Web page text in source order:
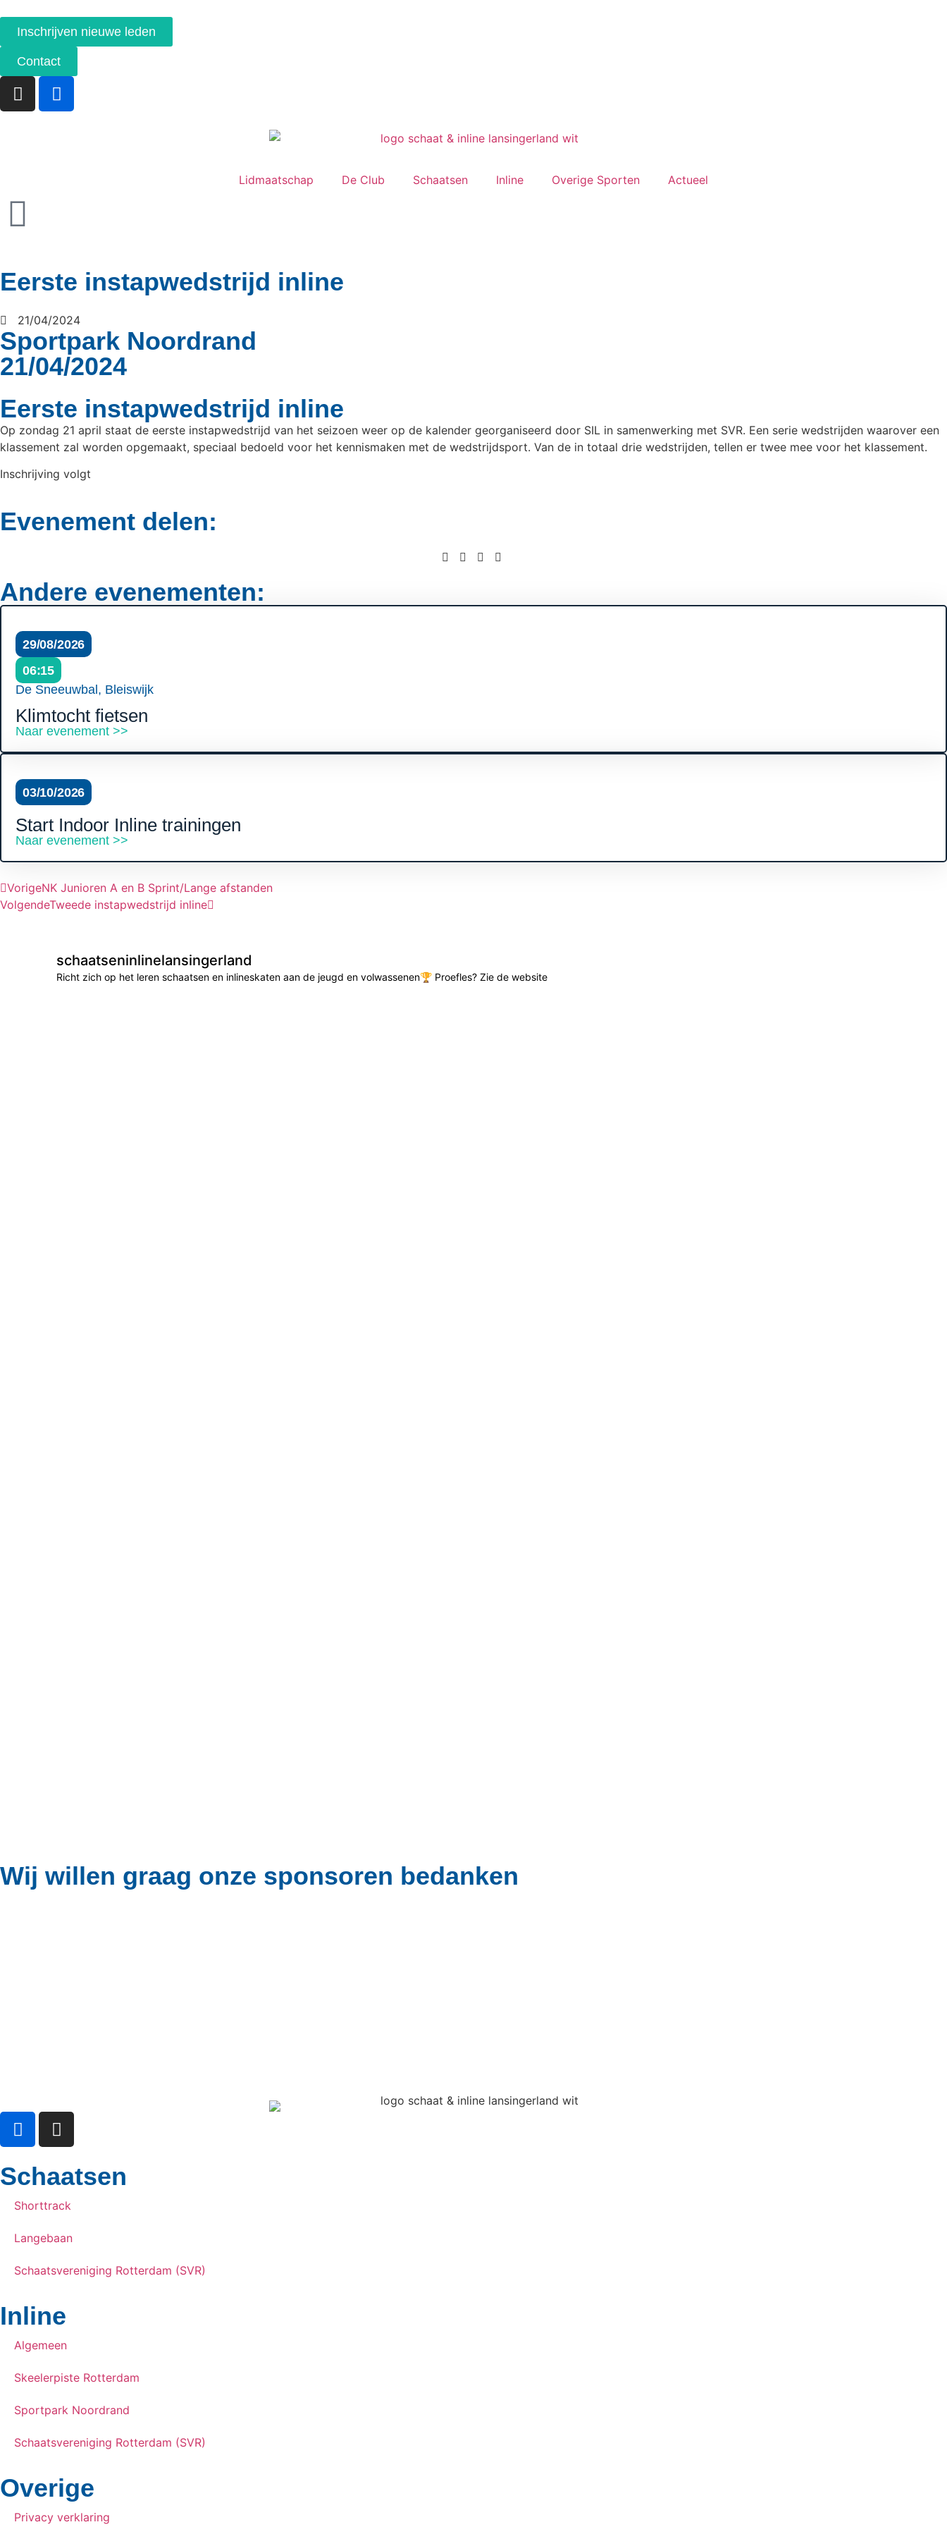
Inschrijven nieuwe leden
Contact
Lidmaatschap De Club Schaatsen Inline Overige Sporten Actueel
Eerste instapwedstrijd inline
21/04/2024
Sportpark Noordrand
21/04/2024
Eerste instapwedstrijd inline
Op zondag 21 april staat de eerste instapwedstrijd van het seizoen weer op de kalender georganiseerd door SIL in samenwerking met SVR. Een serie wedstrijden waarover een
klassement zal worden opgemaakt, speciaal bedoeld voor het kennismaken met de wedstrijdsport. Van de in totaal drie wedstrijden, tellen er twee mee voor het klassement.
Inschrijving volgt
Evenement delen:
Andere evenementen:
29/08/2026
06:15
De Sneeuwbal, Bleiswijk
Klimtocht fietsen
Naar evenement >>
03/10/2026
Start Indoor Inline trainingen
Naar evenement >>
VorigeNK Junioren A en B Sprint/Lange afstanden
VolgendeTweede instapwedstrijd inline
schaatseninlinelansingerland
Richt zich op het leren schaatsen en inlineskaten aan de jeugd en volwassenen🏆 Proefles? Zie de website
Wij willen graag onze sponsoren bedanken
Schaatsen
Shorttrack
Langebaan
Schaatsvereniging Rotterdam (SVR)
Inline
Algemeen
Skeelerpiste Rotterdam
Sportpark Noordrand
Schaatsvereniging Rotterdam (SVR)
Overige
Privacy verklaring